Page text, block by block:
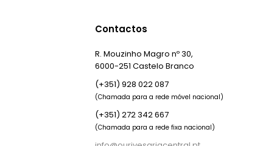
Contactos
R. Mouzinho Magro nº 30,
6000-251 Castelo Branco
(+351) 928 022 087
(Chamada para a rede móvel nacional)
(+351) 272 342 667
(Chamada para a rede fixa nacional)